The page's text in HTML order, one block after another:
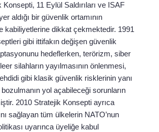
11 Eylül Saldırıları ve ISAF
aldığı bir güvenlik ortamının
kabiliyetlerine dikkat çekmektedir. 1991
gibi ittifakın değişen güvenlik
hedeflerken, terörizm, siber
silahların yayılmasının önlenmesi,
gibi klasik güvenlik risklerinin yanı
yol açabileceği sorunların
2010 Stratejik Konsepti ayrıca
sağlayan tüm ülkelerin NATO’nun
uyarınca üyeliğe kabul